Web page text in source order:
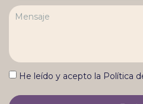
He leído y acepto la Política